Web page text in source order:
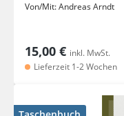
Von/Mit:Andreas Arndt
15,00 € inkl. MwSt.
Lieferzeit 1-2 Wochen